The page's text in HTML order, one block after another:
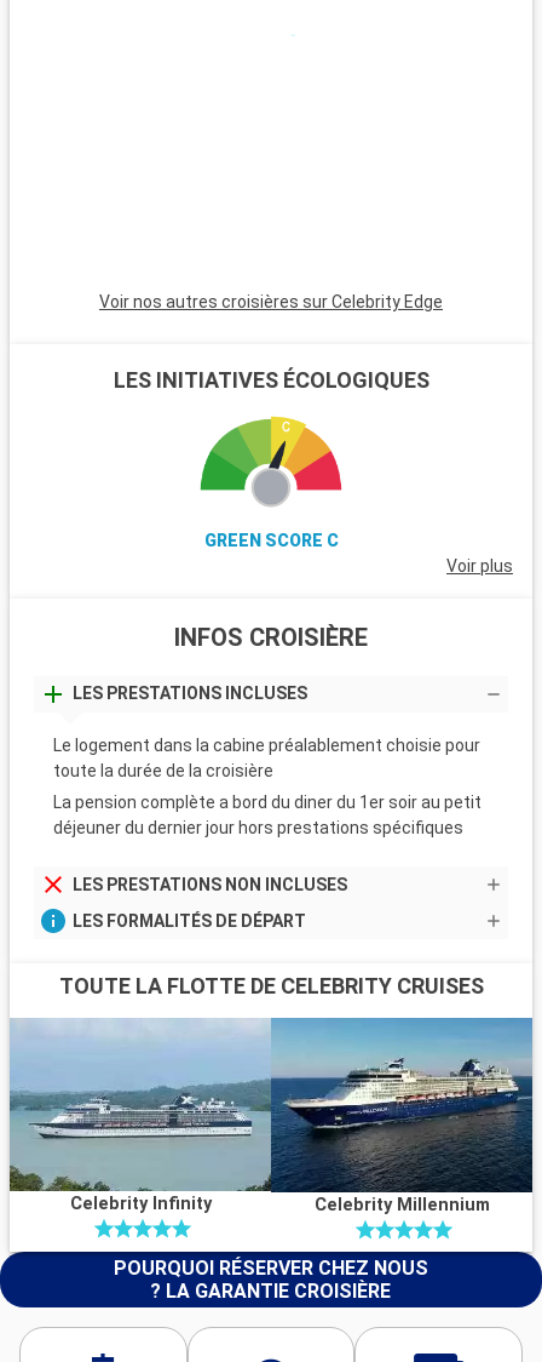
Voir nos autres croisières sur Celebrity Edge
LES INITIATIVES ÉCOLOGIQUES
GREEN SCORE C
Voir plus
INFOS CROISIÈRE
LES PRESTATIONS INCLUSES
Le logement dans la cabine préalablement choisie pour
toute la durée de la croisière
La pension complète a bord du diner du 1er soir au petit
déjeuner du dernier jour hors prestations spécifiques
LES PRESTATIONS NON INCLUSES
LES FORMALITÉS DE DÉPART
TOUTE LA FLOTTE DE CELEBRITY CRUISES
Celebrity Infinity Celebrity Millennium
POURQUOI RÉSERVER CHEZ NOUS
? LA GARANTIE CROISIÈRE